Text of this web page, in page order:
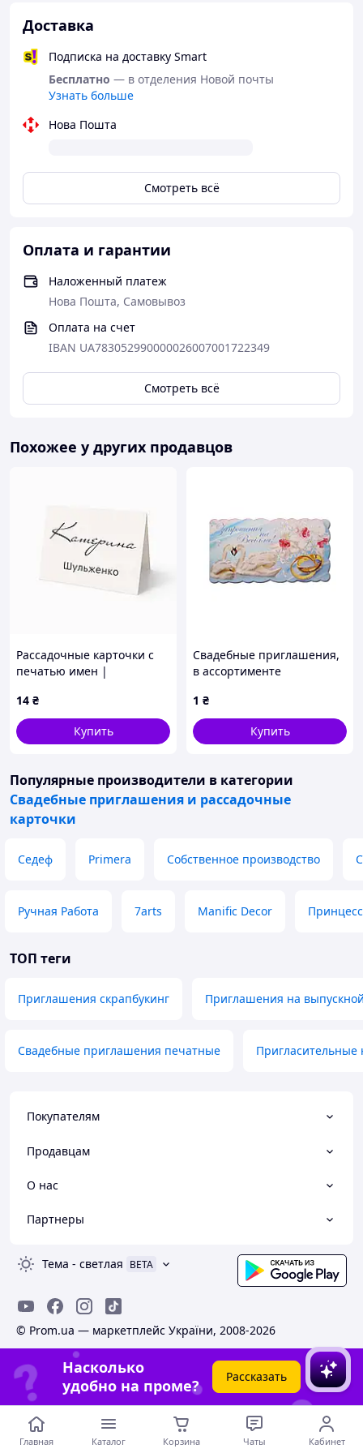
прямо сейчас + 380970534679
Доставка
Подписка на доставку Smart
Бесплатно — в отделения Новой почты
Узнать больше
Нова Пошта
Смотреть всё
Оплата и гарантии
Наложенный платеж
Нова Пошта, Самовывоз
Оплата на счет
IBAN UA783052990000026007001722349
Смотреть всё
Похожее у других продавцов
Рассадочные карточки с
печатью имен |
14 ₴
Купить
Свадебные приглашения,
в ассортименте
1 ₴
Купить
Популярные производители в категории
Свадебные приглашения и рассадочные
карточки
Седеф Primera Собственное производство
Ручная Работа 7arts Manific Decor
ТОП теги
Приглашения скрапбукинг Приглашения на
Свадебные приглашения печатные Пригласительные
Покупателям
Продавцам
О нас
Партнеры
Тема - светлая BETA
© Prom.ua — маркетплейс України, 2008-2026
Насколько
удобно на проме?
Рассказать
Главная Каталог Корзина Чаты Кабинет